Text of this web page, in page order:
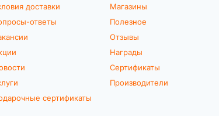
доставки
ответы
сертификаты
Магазины
Полезное
Отзывы
Награды
Сертификаты
Производители